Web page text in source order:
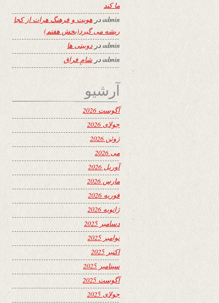
ما کند
adminدر هویت و فرهنگ هرات از کجا
ریشه می گیرد(بخش هفتم)
adminدردوبیتی ها
admin در شامِ فراق
آرشیو
آگوست 2026
جولای 2026
ژوئن 2026
می 2026
آوریل 2026
مارس 2026
فوریه 2026
ژانویه 2026
دسامبر 2025
نوامبر 2025
اکتبر 2025
سپتامبر 2025
آگوست 2025
جولای 2025